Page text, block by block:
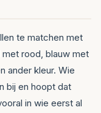
te matchen met
rood, blauw met
ander kleur. Wie
bij en hoopt dat
in wie eerst al